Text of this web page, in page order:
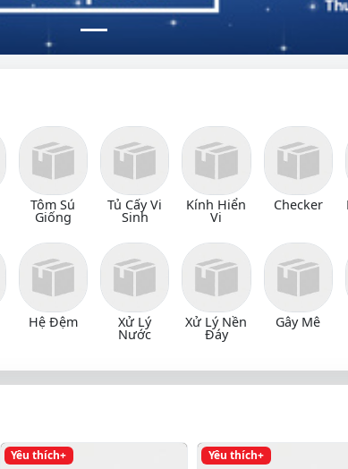
Tôm Sú
Giống
Tủ Cấy Vi
Sinh
Kính Hiển
Vi
Checker
Hệ Đệm Xử Lý
Nước
Xử Lý Nền
Đáy
Gây Mê
Yêu thích+ Yêu thích+